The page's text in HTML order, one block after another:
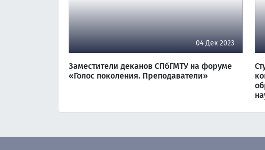
04 Дек 2023
Заместители деканов СПбГМТУ на форуме
«Голос поколения. Преподаватели»